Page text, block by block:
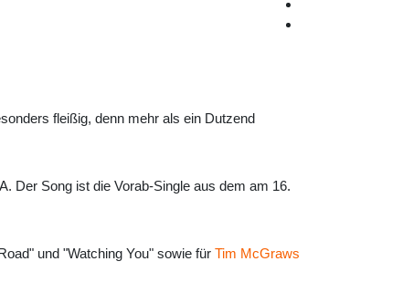
fleißig, denn mehr als ein Dutzend
Der Song ist die Vorab-Single aus dem am 16.
und "Watching You" sowie für Tim McGraws